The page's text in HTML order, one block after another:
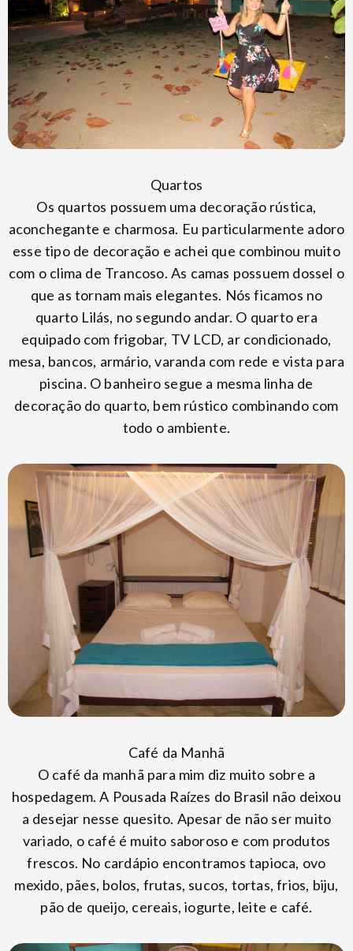
Quartos
Os quartos possuem uma decoração rústica,
aconchegante e charmosa. Eu particularmente adoro
esse tipo de decoração e achei que combinou muito
com o clima de Trancoso. As camas possuem dossel o
que as tornam mais elegantes. Nós ficamos no
quarto Lilás, no segundo andar. O quarto era
equipado com frigobar, TV LCD, ar condicionado,
mesa, bancos, armário, varanda com rede e vista para
piscina. O banheiro segue a mesma linha de
decoração do quarto, bem rústico combinando com
todo o ambiente.
Café da Manhã
O café da manhã para mim diz muito sobre a
hospedagem. A Pousada Raízes do Brasil não deixou
a desejar nesse quesito. Apesar de não ser muito
variado, o café é muito saboroso e com produtos
frescos. No cardápio encontramos tapioca, ovo
mexido, pães, bolos, frutas, sucos, tortas, frios, biju,
pão de queijo, cereais, iogurte, leite e café.